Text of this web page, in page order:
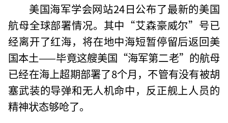
美国海军学会网站24日公布了最新的美国
航母全球部署情况。其中“艾森豪威尔”号已
经离开了红海，将在地中海短暂停留后返回美
国本土——毕竟这艘美国“海军第二老”的航母
已经在海上超期部署了8个月，不管有没有被胡
塞武装的导弹和无人机命中，反正舰上人员的
精神状态够呛了。